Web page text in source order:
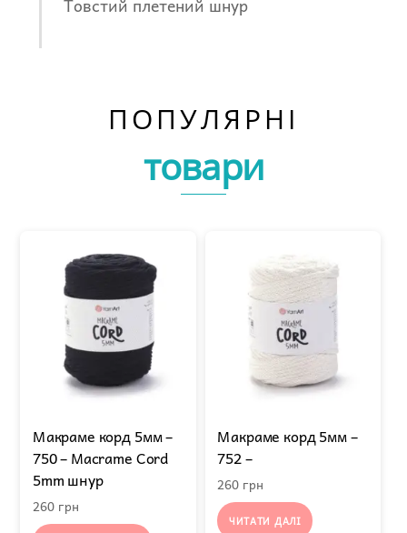
Товстий плетений шнур
ПОПУЛЯРНІ
товари
Макраме корд 5мм –
750 – Macrame Cord
5mm шнур
260 грн
Макраме корд 5мм –
752 –
260 грн
ЧИТАТИ ДАЛІ